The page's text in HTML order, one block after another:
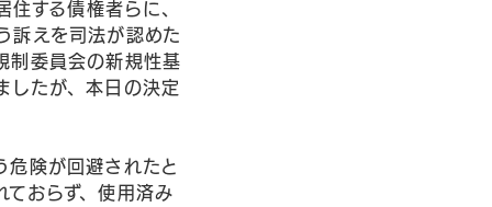
する債権者らに、
訴えを司法が認めた
制委員会の新規性基
したが、本日の決定
険が回避されたと
おらず、使用済み